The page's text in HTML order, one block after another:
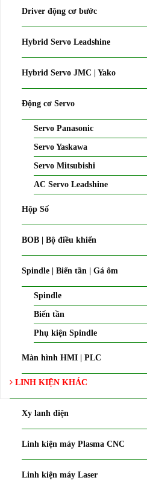
Driver động cơ bước
Hybrid Servo Leadshine
Hybrid Servo JMC | Yako
Động cơ Servo
Servo Panasonic
Servo Yaskawa
Servo Mitsubishi
AC Servo Leadshine
Hộp Số
BOB | Bộ điều khiển
Spindle | Biến tần | Gá ôm
Spindle
Biến tần
Phụ kiện Spindle
Màn hình HMI | PLC
LINH KIỆN KHÁC
Xy lanh điện
Linh kiện máy Plasma CNC
Linh kiện máy Laser